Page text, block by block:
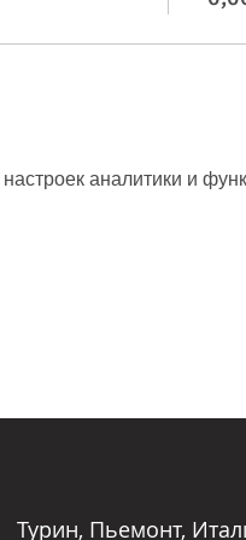
аналитики и
Турин, Пьемонт,